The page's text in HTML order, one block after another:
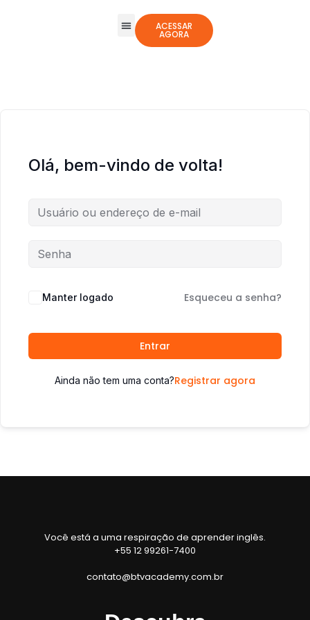
ACESSAR
AGORA
Olá, bem-vindo de volta!
Manter logado Esqueceu a senha?
Entrar
Ainda não tem uma conta?Registrar agora
Você está a uma respiração de aprender inglês.
+55 12 99261-7400
contato@btvacademy.com.br